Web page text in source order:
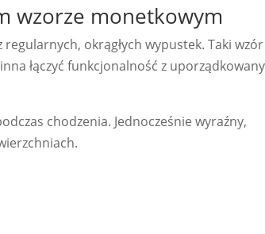
wzorze monetkowym
okrągłych wypustek. Taki
łączyć funkcjonalność z
chodzenia. Jednocześnie wyraźny,